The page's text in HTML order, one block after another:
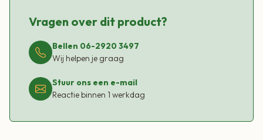
Ingrediënten: fruitpuree (98%) (appel*, peer* en
abrikoos*), maïsbloem* = biologisch
Vragen over dit product?
Bellen 06-2920 3497
Wij helpen je graag
Stuur ons een e-mail
Reactie binnen 1 werkdag